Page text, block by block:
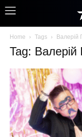
Home Tags Валерій
Tag: Валерій